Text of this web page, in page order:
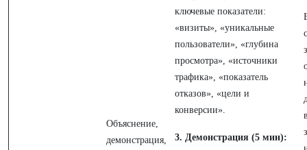
Объяснение,
демонстрация,
ключевые показатели:
«визиты», «уникальные
пользователи», «глубина
просмотра», «источники
трафика», «показатель
отказов», «цели и
конверсии».
3. Демонстрация (5 мин):